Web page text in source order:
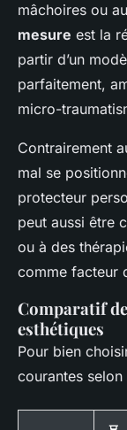
mâchoires ou
mesure est la
partir d’un
parfaitement,
micro-
Contrairement
mal se
protecteur
peut aussi être
ou à des
comme facteur
Comparatif
esthétiques
Pour bien
courantes